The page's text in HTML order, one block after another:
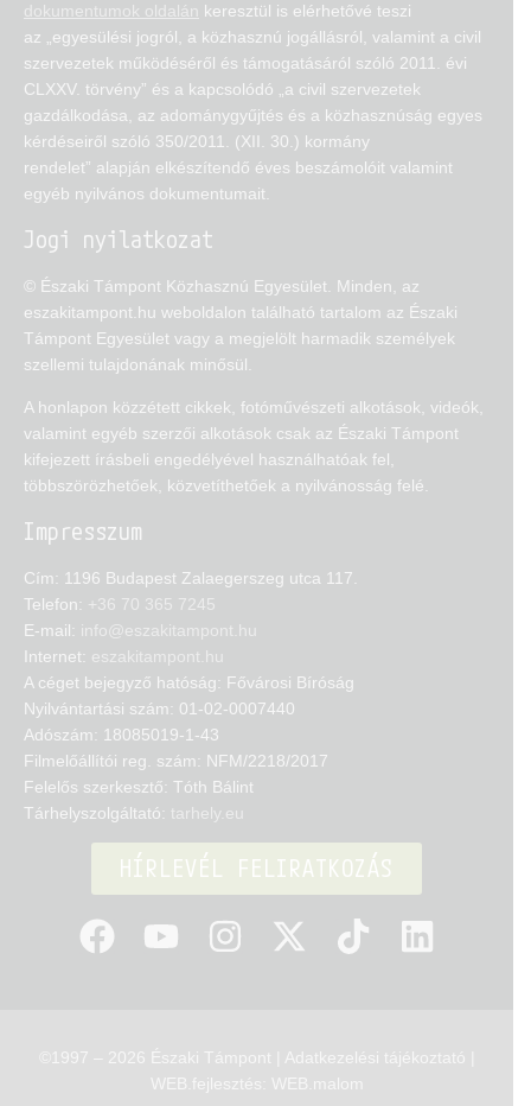
dokumentumok oldalán keresztül is elérhetővé teszi
az „egyesülési jogról, a közhasznú jogállásról, valamint a civil
szervezetek működéséről és támogatásáról szóló 2011. évi
CLXXV. törvény” és a kapcsolódó „a civil szervezetek
gazdálkodása, az adománygyűjtés és a közhasznúság egyes
kérdéseiről szóló 350/2011. (XII. 30.) kormány
rendelet” alapján elkészítendő éves beszámolóit valamint
egyéb nyilvános dokumentumait.
Jogi nyilatkozat
© Északi Támpont Közhasznú Egyesület. Minden, az
eszakitampont.hu weboldalon található tartalom az Északi
Támpont Egyesület vagy a megjelölt harmadik személyek
szellemi tulajdonának minősül.
A honlapon közzétett cikkek, fotóművészeti alkotások, videók,
valamint egyéb szerzői alkotások csak az Északi Támpont
kifejezett írásbeli engedélyével használhatóak fel,
többszörözhetőek, közvetíthetőek a nyilvánosság felé.
Impresszum
Cím: 1196 Budapest Zalaegerszeg utca 117.
Telefon: +36 70 365 7245
E-mail: info@eszakitampont.hu
Internet: eszakitampont.hu
A céget bejegyző hatóság: Fővárosi Bíróság
Nyilvántartási szám: 01-02-0007440
Adószám: 18085019-1-43
Filmelőállítói reg. szám: NFM/2218/2017
Felelős szerkesztő: Tóth Bálint
Tárhelyszolgáltató: tarhely.eu
HÍRLEVÉL FELIRATKOZÁS
1997 2026 Északi Támpont | Adatkezelési tájékoztató
WEB.fejlesztés: WEB.malom